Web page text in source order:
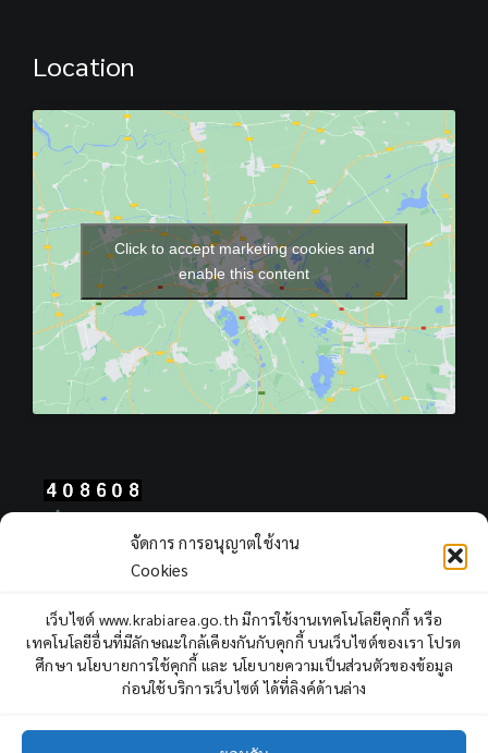
จัดการ การอนุญาตใช้งาน
Cookies
เว็บไซต์ www.krabiarea.go.th มีการใช้งานเทคโนโลยีคุกกี้ หรือ
เทคโนโลยีอื่นที่มีลักษณะใกล้เคียงกันกับคุกกี้ บนเว็บไซต์ของเรา โปรด
ศึกษา นโยบายการใช้คุกกี้ และ นโยบายความเป็นส่วนตัวของข้อมูล
ก่อนใช้บริการเว็บไซต์ ได้ที่ลิงค์ด้านล่าง
Location
Click to accept marketing cookies and
enable this content
Views Today : 2266
Views Yesterday : 2249
Total views : 967862
Who's Online : 1